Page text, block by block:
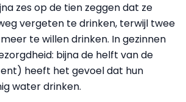
zes op de tien zeggen dat ze
vergeten te drinken, terwijl twee
te willen drinken. In gezinnen
bijna de helft van de
heeft het gevoel dat hun
water drinken.